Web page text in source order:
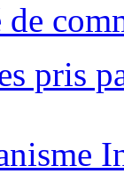
pris